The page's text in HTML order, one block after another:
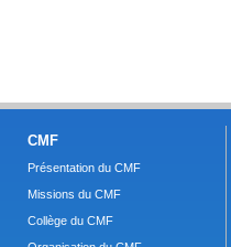
CMF
Présentation du CMF
Missions du CMF
Collège du CMF